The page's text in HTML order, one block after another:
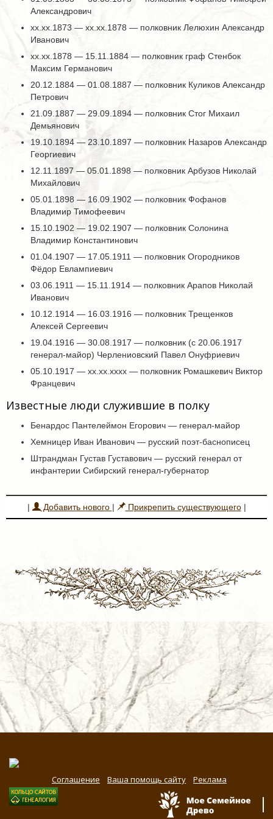
Александрович
хх.хх.1873 — хх.хх.1878 — полковник Лелюхин Александр
Иванович
хх.хх.1878 — 15.11.1884 — полковник граф Стенбок
Максим Германович
20.12.1884 — 01.08.1887 — полковник Куликов Александр
Петрович
21.09.1887 — 29.09.1894 — полковник Стог Михаил
Демьянович
19.10.1894 — 23.10.1897 — полковник Назаров Александр
Георгиевич
12.11.1897 — 05.01.1898 — полковник Арбузов Николай
Михайлович
05.01.1898 — 16.09.1902 — полковник Фофанов
Владимир Тимофеевич
15.10.1902 — 19.02.1907 — полковник Солонина
Владимир Константинович
01.04.1907 — 17.05.1911 — полковник Огородников
Фёдор Евлампиевич
03.06.1911 — 15.11.1914 — полковник Арапов Николай
Иванович
10.12.1914 — 16.03.1916 — полковник Трещенков
Алексей Сергеевич
19.04.1916 — 30.08.1917 — полковник (с 20.06.1917
генерал-майор) Черлениовский Павел Онуфриевич
05.10.1917 — хх.хх.хххх — полковник Ромашкевич Виктор
Францевич
Известные люди служившие в полку
Бенардос Пантелеймон Егорович — генерал-майор
Хемницер Иван Иванович — русский поэт-баснописец
Штрандман Густав Густавович — русский генерал от
инфантерии Сибирский генерал-губернатор
| Добавить нового | Прикрепить существующего|
Соглашение Ваша помощь сайту Реклама